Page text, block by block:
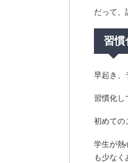
だって、
習
早起き、
習慣化し
初めての
学生が熱
も少なく